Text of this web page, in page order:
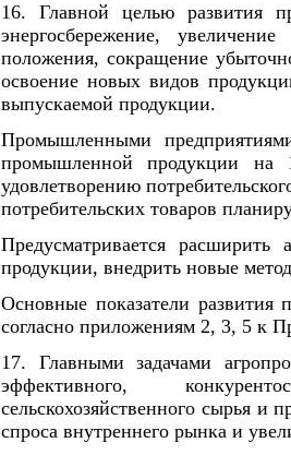
16. Главной целью развития
энергосбережение,
положения, сокращение
освоение новых видов
выпускаемой продукции.
Промышленными
промышленной продукции на
удовлетворению
потребительских товаров
Предусматривается расширить
продукции, внедрить новые
Основные показатели
согласно приложениям 2, 3, 5 к
17. Главными задачами
эффективного,
сельскохозяйственного сырья и
спроса внутреннего рынка и